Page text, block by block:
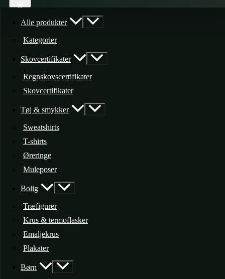
Alle produkter
Kategorier
Skovcertifikater
Regnskovscertifikater
Skovcertifikater
Tøj & smykker
Sweatshirts
T-shirts
Øreringe
Muleposer
Bolig
Træfigurer
Krus & termoflasker
Emaljekrus
Plakater
Børn